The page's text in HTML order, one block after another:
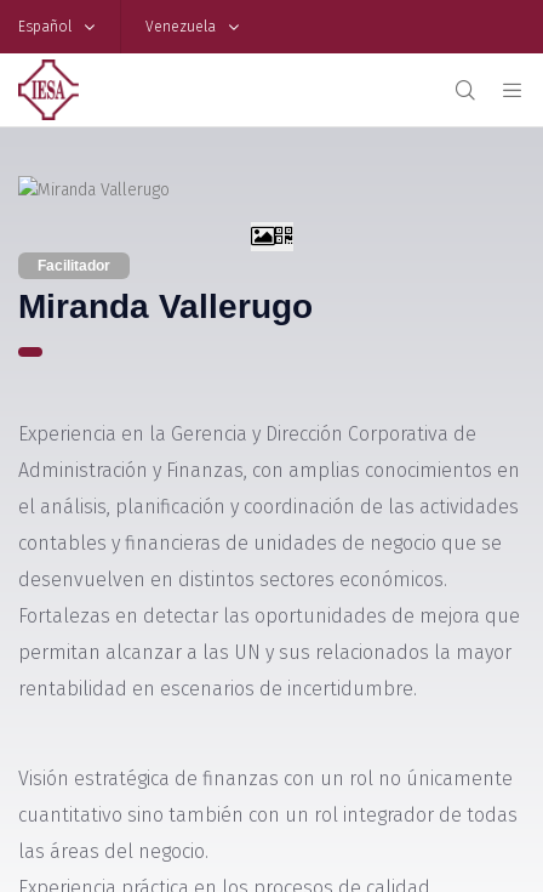
Español Venezuela
Facilitador
Miranda Vallerugo
Experiencia en la Gerencia y Dirección Corporativa de
Administración y Finanzas, con amplias conocimientos en
el análisis, planificación y coordinación de las actividades
contables y financieras de unidades de negocio que se
desenvuelven en distintos sectores económicos.
Fortalezas en detectar las oportunidades de mejora que
permitan alcanzar a las UN y sus relacionados la mayor
rentabilidad en escenarios de incertidumbre.
Visión estratégica de finanzas con un rol no únicamente
cuantitativo sino también con un rol integrador de todas
las áreas del negocio.